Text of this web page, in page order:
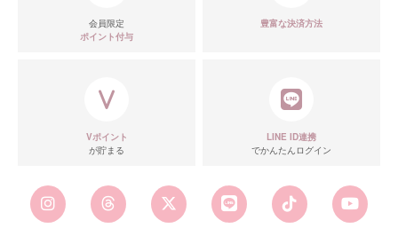
■カラーバリエーション
会員限定
ポイント付与
豊富な決済方法
Vポイント
が貯まる
LINE ID連携
でかんたんログイン